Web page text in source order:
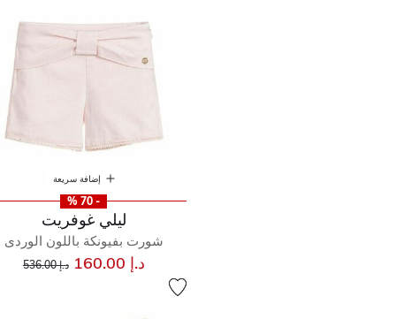
إضافة سريعة
- 70 %
ليلي غوفريت
شورت بفيونكة باللون الوردى
د.إ 160.00 سعر مخفض مند.إ 536.00